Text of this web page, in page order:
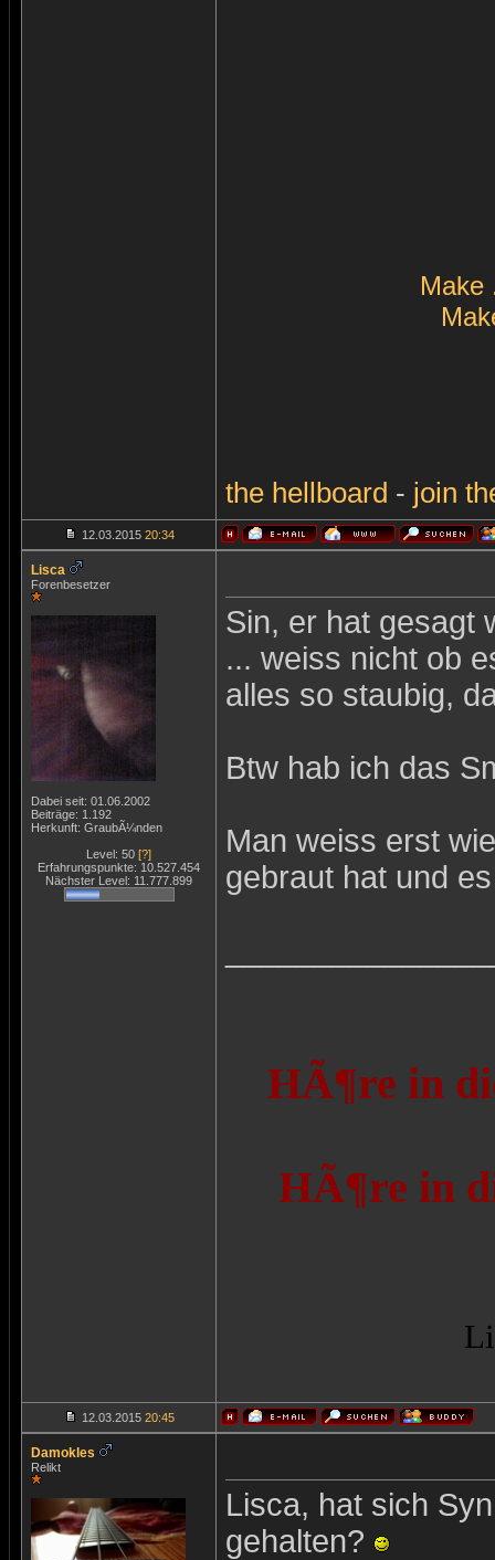
Make
the hellboard - join
12.03.2015 20:34
Lisca
Forenbesetzer
Dabei seit: 01.06.2002
Beiträge: 1.192
Herkunft: GraubÃ¼nden
Level: 50 [?]
Erfahrungspunkte: 10.527.454
Nächster Level: 11.777.899
Sin, er hat gesagt
... weiss nicht ob
alles so staubig,
Btw hab ich das
Man weiss erst
gebraut hat und
HÃ¶re in
HÃ¶re in
12.03.2015 20:45
Damokles
Relikt
Lisca, hat sich
gehalten?